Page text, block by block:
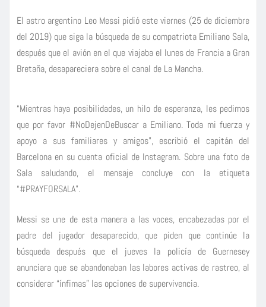
El astro argentino Leo Messi pidió este viernes (25 de diciembre
del 2019) que siga la búsqueda de su compatriota Emiliano Sala,
después que el avión en el que viajaba el lunes de Francia a Gran
Bretaña, desapareciera sobre el canal de La Mancha.
“Mientras haya posibilidades, un hilo de esperanza, les pedimos
que por favor #NoDejenDeBuscar a Emiliano. Toda mi fuerza y
apoyo a sus familiares y amigos”, escribió el capitán del
Barcelona en su cuenta oficial de Instagram. Sobre una foto de
Sala saludando, el mensaje concluye con la etiqueta
“#PRAYFORSALA”.
Messi se une de esta manera a las voces, encabezadas por el
padre del jugador desaparecido, que piden que continúe la
búsqueda después que el jueves la policía de Guernesey
anunciara que se abandonaban las labores activas de rastreo, al
considerar “ínfimas” las opciones de supervivencia.